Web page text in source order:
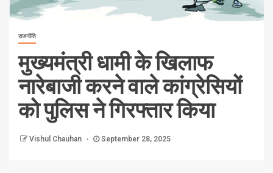
राजनीति
मुख्यमंत्री धामी के खिलाफ
नारेबाजी करने वाले कांग्रेसियों
को पुलिस ने गिरफ्तार किया
Vishul Chauhan September 28, 2025